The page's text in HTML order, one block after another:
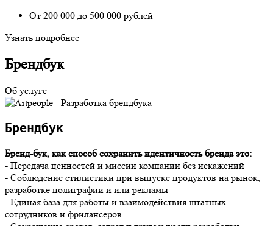
От 200 000 до 500 000 рублей
Узнать подробнее
Брендбук
Об услуге
Брендбук
Бренд-бук, как способ сохранить идентичность бренда это:
- Передача ценностей и миссии компании без искажений
- Соблюдение стилистики при выпуске продуктов на рынок,
разработке полиграфии и или рекламы
- Единая база для работы и взаимодействия штатных
сотрудников и фрилансеров